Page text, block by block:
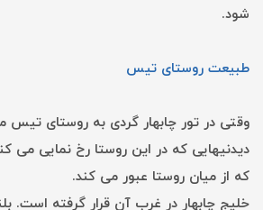
‌شود.
طبیعت روستای تیس
وقتی در تور چابهار گردی به روستای تیس
دیدنیهایی که در این روستا رخ نمایی می
که از میان روستا عبور می کند.
خلیج چابهار در غرب آن قرار گرفته ‌است.